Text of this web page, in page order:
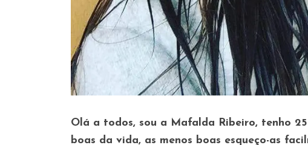
Olá a todos, sou a Mafalda Ribeiro, tenho
boas da vida, as menos boas esqueço-as